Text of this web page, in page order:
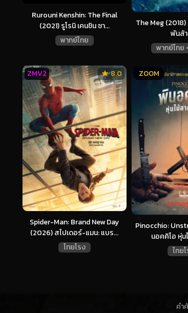
Rurouni Kenshin: The Final
(2021) รูโรนิ เคนชิน ซา...
พากย์ไทย
The Meg (2018)
พันล้
พากย์ไทย
Spider-Man: Brand New Day
(2026) สไปเดอร์-แมน: แบร...
ไทยโรง
8.0
ZMV2
Pinocchio:
นอคคิโอ หุ่น
ไทย
ZOOM
คำ